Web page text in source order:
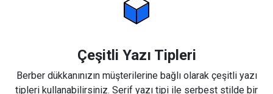
Çeşitli Yazı Tipleri
Berber dükkanınızın müşterilerine bağlı olarak çeşitli yazı
tipleri kullanabilirsiniz. Serif yazı tipi ile serbest stilde bir